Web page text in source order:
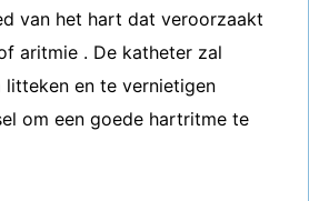
van het hart dat veroorzaakt
aritmie . De katheter zal
litteken en te vernietigen
om een goede hartritme te